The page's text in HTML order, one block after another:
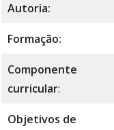
Autoria:
Formação:
Componente
curricular:
Objetivos de